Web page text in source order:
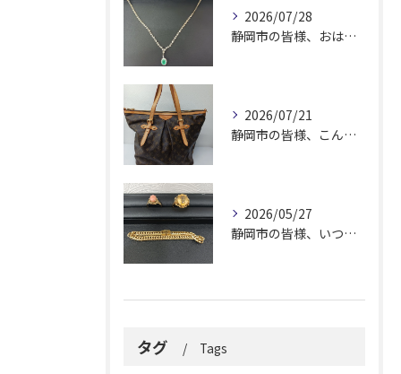
2026/07/28
静岡市の皆様、おはようございます。
2026/07/21
静岡市の皆様、こんにちは！
2026/05/27
静岡市の皆様、いつも大変お世話になっております。
タグ Tags